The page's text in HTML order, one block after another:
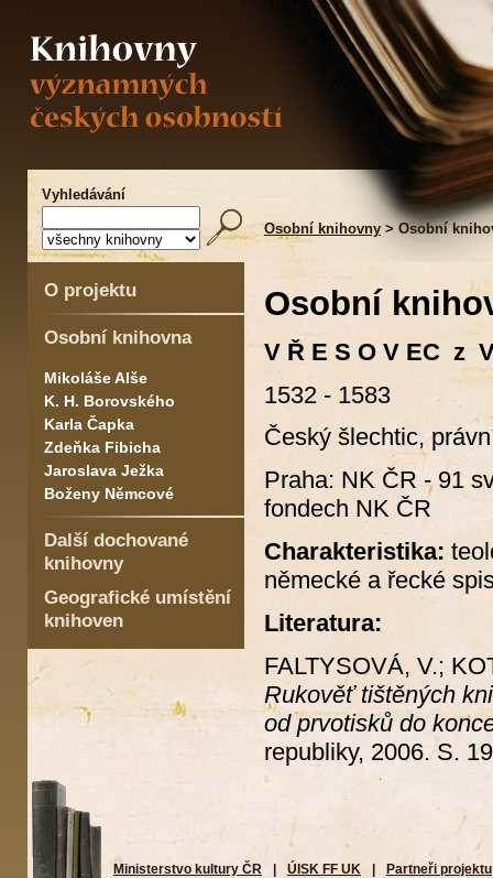
Vyhledávání
Osobní knihovny > Osobní
O projektu
Osobní knihovna
Mikoláše Alše
K. H. Borovského
Karla Čapka
Zdeňka Fibicha
Jaroslava Ježka
Boženy Němcové
Další dochované
knihovny
Geografické umístění
knihoven
Osobní
V Ř E S O V EC z
1532 - 1583
Český šlechtic,
Praha: NK ČR - 91
fondech NK ČR
Charakteristika:
německé a řecké
Literatura:
FALTYSOVÁ, V.;
Rukověť tištěných
od prvotisků do
republiky, 2006. S.
Ministerstvo kultury ČR ÚISK FF UK Partneři projektu